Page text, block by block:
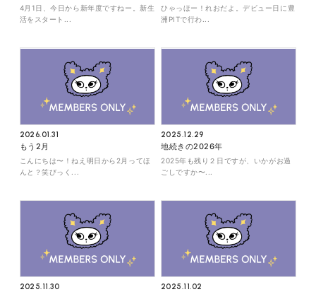
4月1日、今日から新年度ですねー。新生
活をスタート...
ひゃっほー！れおだよ。デビュー日に豊
洲PITで行わ...
2026.01.31
もう2月
こんにちは〜！ねえ明日から2月ってほ
んと？笑びっく...
2025.12.29
地続きの2026年
2025年も残り２日ですが、いかがお過
ごしですか〜...
2025.11.30 2025.11.02